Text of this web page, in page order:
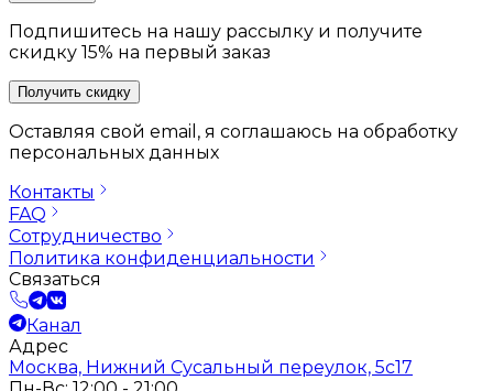
Подпишитесь на нашу рассылку и получите
скидку 15% на первый заказ
Получить скидку
Оставляя свой email, я соглашаюсь на обработку
персональных данных
Контакты
FAQ
Сотрудничество
Политика конфиденциальности
Связаться
Канал
Адрес
Москва, Нижний Сусальный переулок, 5с17